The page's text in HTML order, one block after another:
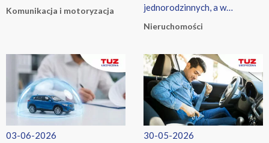
Komunikacja i motoryzacja
jednorodzinnych, a w
przypadku mieszkań także
Nieruchomości
03-06-2026 30-05-2026